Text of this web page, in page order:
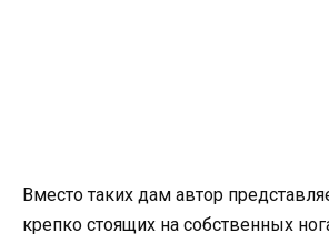
Вместо таких дам автор
крепко стоящих на собственных